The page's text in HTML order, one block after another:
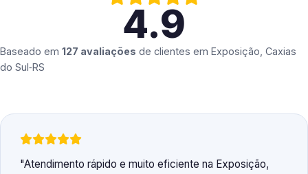
4.9
Baseado em 127 avaliações de clientes em Exposição, Caxias
do Sul‑RS
Atendimento rápido e muito eficiente na Exposição,